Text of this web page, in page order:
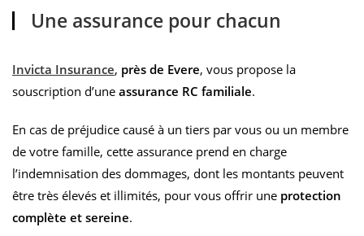
Une assurance pour chacun
Invicta Insurance, près de Evere, vous propose la
souscription d’une assurance RC familiale.
En cas de préjudice causé à un tiers par vous ou un membre
de votre famille, cette assurance prend en charge
l’indemnisation des dommages, dont les montants peuvent
être très élevés et illimités, pour vous offrir une protection
complète et sereine.